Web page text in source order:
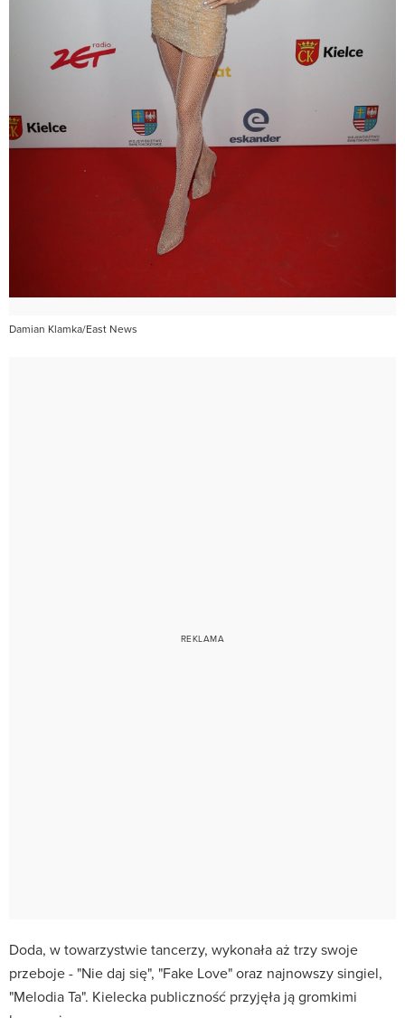
Damian Klamka/East News
Doda, w towarzystwie tancerzy, wykonała aż trzy swoje
przeboje - "Nie daj się", "Fake Love" oraz najnowszy singiel,
"Melodia Ta". Kielecka publiczność przyjęła ją gromkimi